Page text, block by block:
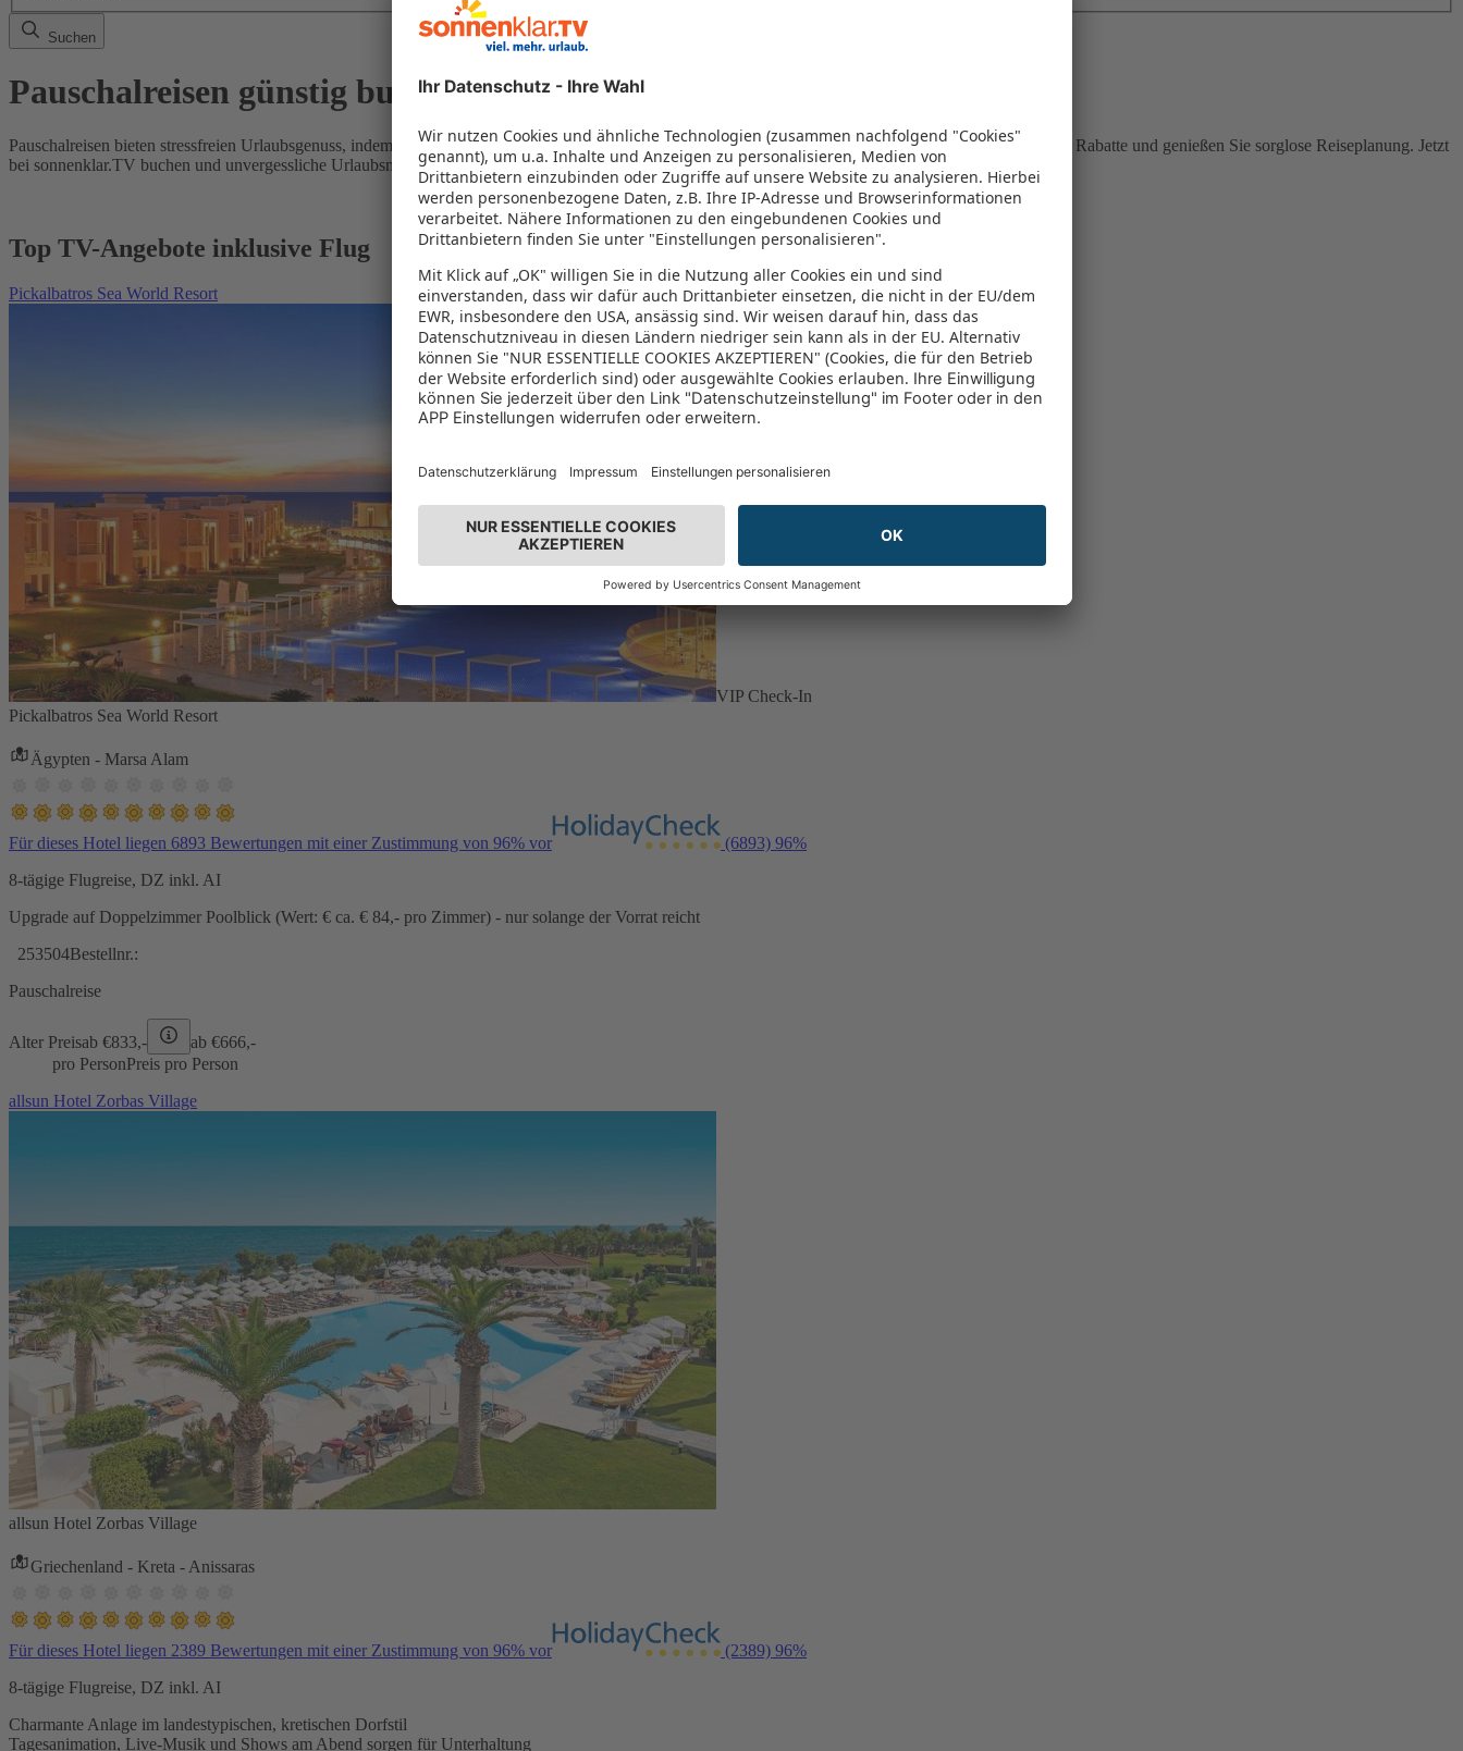
Suchen
Pauschalreisen günstig buchen
Pauschalreisen bieten stressfreien Urlaubsgenuss, indem Flug und Hotel in einem Paket kombiniert werden – das spart Zeit und Geld. Nutzen Sie attraktive Rabatte und genießen Sie sorglose Reiseplanung. Jetzt
bei sonnenklar.TV buchen und unvergessliche Urlaubsmomente erleben!
Top TV-Angebote inklusive Flug
Pickalbatros Sea World Resort
VIP Check-In
Pickalbatros Sea World Resort
Ägypten - Marsa Alam
Für dieses Hotel liegen 6893 Bewertungen mit einer Zustimmung von 96% vor (6893) 96%
8-tägige Flugreise, DZ inkl. AI
Upgrade auf Doppelzimmer Poolblick (Wert: € ca. € 84,- pro Zimmer) - nur solange der Vorrat reicht
253504Bestellnr.:
Pauschalreise
Alter Preisab €833,- ab €666,-
pro PersonPreis pro Person
allsun Hotel Zorbas Village
allsun Hotel Zorbas Village
Griechenland - Kreta - Anissaras
Für dieses Hotel liegen 2389 Bewertungen mit einer Zustimmung von 96% vor (2389) 96%
8-tägige Flugreise, DZ inkl. AI
Charmante Anlage im landestypischen, kretischen Dorfstil
Tagesanimation, Live-Musik und Shows am Abend sorgen für Unterhaltung